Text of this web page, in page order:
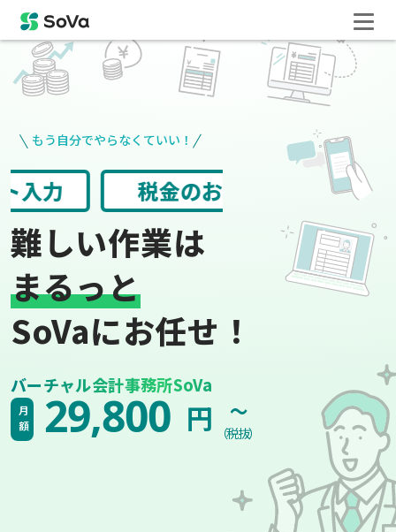
もう自分でやらなくていい！
請求書や領収書 役所手続き
難しい作業は
まるっと
SoVaにお任せ！
バーチャル会計事務所SoVa
月額 29,800 円 ~
（税抜）